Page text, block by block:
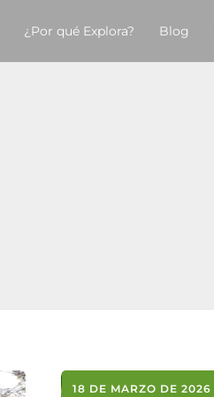
¿Por qué Explora? Blog
18 DE MARZO DE 2026